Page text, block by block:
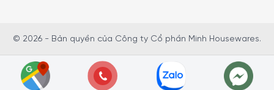
minhhouseware.com.vn/…/may-hut-mui-bosch-
5/5 - (1 bình chọn)
© 2026 - Bản quyền của Công ty Cổ phần Minh Housewares.